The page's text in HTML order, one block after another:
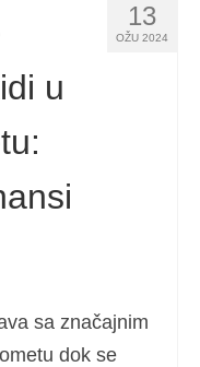
13
OŽU 2024
u
sa značajnim
dok se